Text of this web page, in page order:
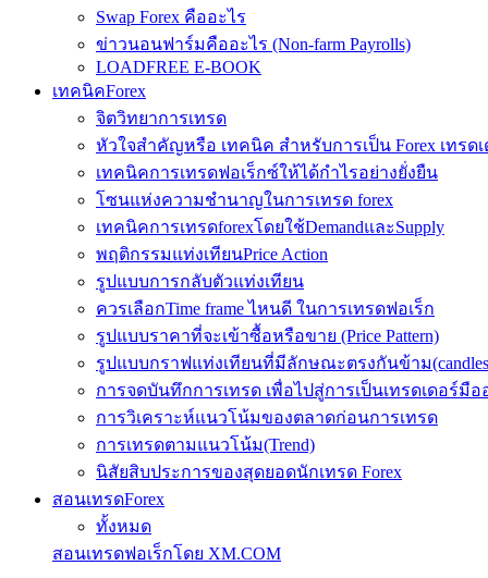
Swap Forex คืออะไร
ข่าวนอนฟาร์มคืออะไร (Non-farm Payrolls)
LOADFREE E-BOOK
เทคนิคForex
จิตวิทยาการเทรด
หัวใจสำคัญหรือ เทคนิค สำหรับการเป็น Forex เทรดเ
เทคนิคการเทรดฟอเร็กซ์ให้ได้กำไรอย่างยั่งยืน
โซนแห่งความชำนาญในการเทรด forex
เทคนิคการเทรดforexโดยใช้DemandและSupply
พฤติกรรมแท่งเทียนPrice Action
รูปแบบการกลับตัวแท่งเทียน
ควรเลือกTime frame ไหนดี ในการเทรดฟอเร็ก
รูปแบบราคาที่จะเข้าซื้อหรือขาย (Price Pattern)
รูปแบบกราฟแท่งเทียนที่มีลักษณะตรงกันข้าม
การจดบันทึกการเทรด เพื่อไปสู่การเป็นเทรดเดอร์มื
การวิเคราะห์แนวโน้มของตลาดก่อนการเทรด
การเทรดตามแนวโน้ม(Trend)
นิสัยสิบประการของสุดยอดนักเทรด Forex
สอนเทรดForex
ทั้งหมด
สอนเทรดฟอเร็กโดย XM.COM